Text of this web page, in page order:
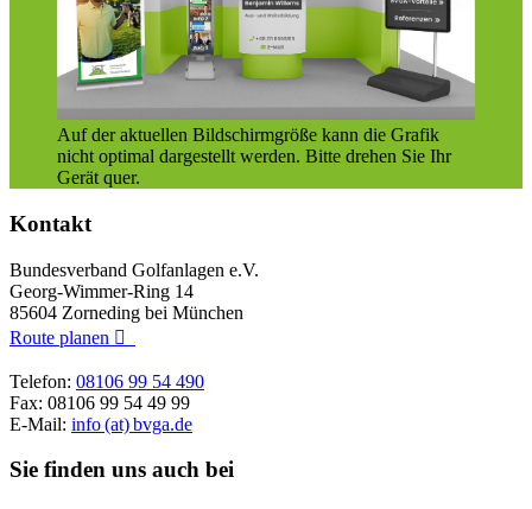
Auf der aktuellen Bildschirmgröße kann die Grafik
nicht optimal dargestellt werden. Bitte drehen Sie Ihr
Gerät quer.
Kontakt
Bundesverband Golfanlagen e.V.
Georg-Wimmer-Ring 14
85604 Zorneding bei München
Route planen 
Telefon: 08106 99 54 490
Fax: 08106 99 54 49 99
E-Mail: info (at) bvga.de
Sie finden uns auch bei